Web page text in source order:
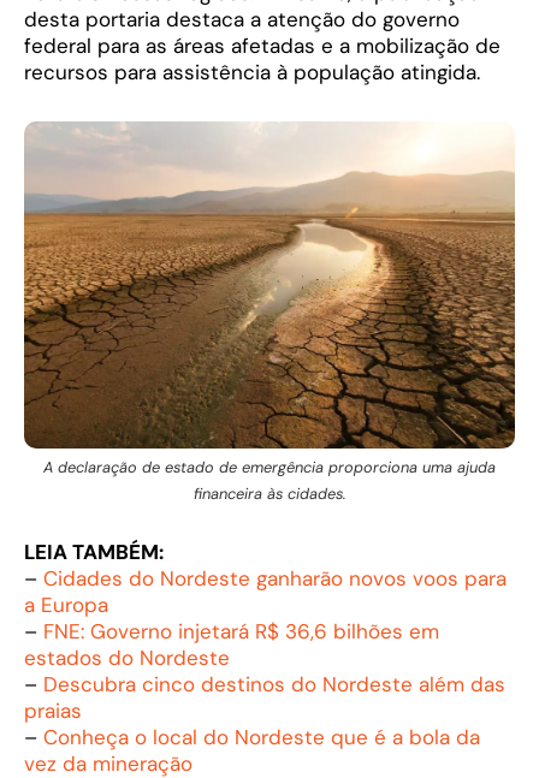
desta portaria destaca a atenção do governo
federal para as áreas afetadas e a mobilização de
recursos para assistência à população atingida.
A declaração de estado de emergência proporciona uma ajuda
financeira às cidades.
LEIA TAMBÉM:
– Cidades do Nordeste ganharão novos voos para
a Europa
– FNE: Governo injetará R$ 36,6 bilhões em
estados do Nordeste
– Descubra cinco destinos do Nordeste além das
praias
– Conheça o local do Nordeste que é a bola da
vez da mineração